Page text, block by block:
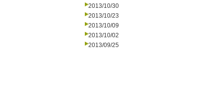
2013/10/30
2013/10/23
2013/10/09
2013/10/02
2013/09/25